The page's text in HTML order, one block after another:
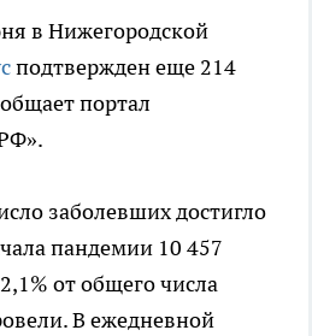
в Нижегородской
подтвержден еще 214
портал
заболевших достигло
пандемии 10 457
от общего числа
В ежедневной